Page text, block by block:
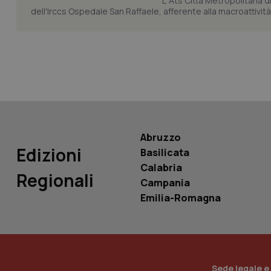
dell'Irccs Ospedale San Raffaele, afferente alla
Edizioni
Regionali
Abruzzo
Basilicata
Calabria
Campania
Emilia-Romagna
Sede legale